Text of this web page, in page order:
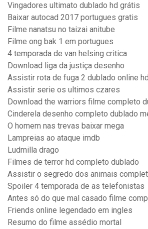
Vingadores ultimato dublado hd grátis
Baixar autocad 2017 portugues gratis
Filme nanatsu no taizai anitube
Filme ong bak 1 em portugues
4 temporada de van helsing critica
Download liga da justiça desenho
Assistir rota de fuga 2 dublado online hd
Assistir serie os ultimos czares
Download the warriors filme completo
Cinderela desenho completo dublado
O homem nas trevas baixar mega
Lampreias ao ataque imdb
Ludmilla drago
Filmes de terror hd completo dublado
Assistir o segredo dos animais
Spoiler 4 temporada de as telefonistas
Antes só do que mal casado filme
Friends online legendado em ingles
Resumo do filme assédio mortal